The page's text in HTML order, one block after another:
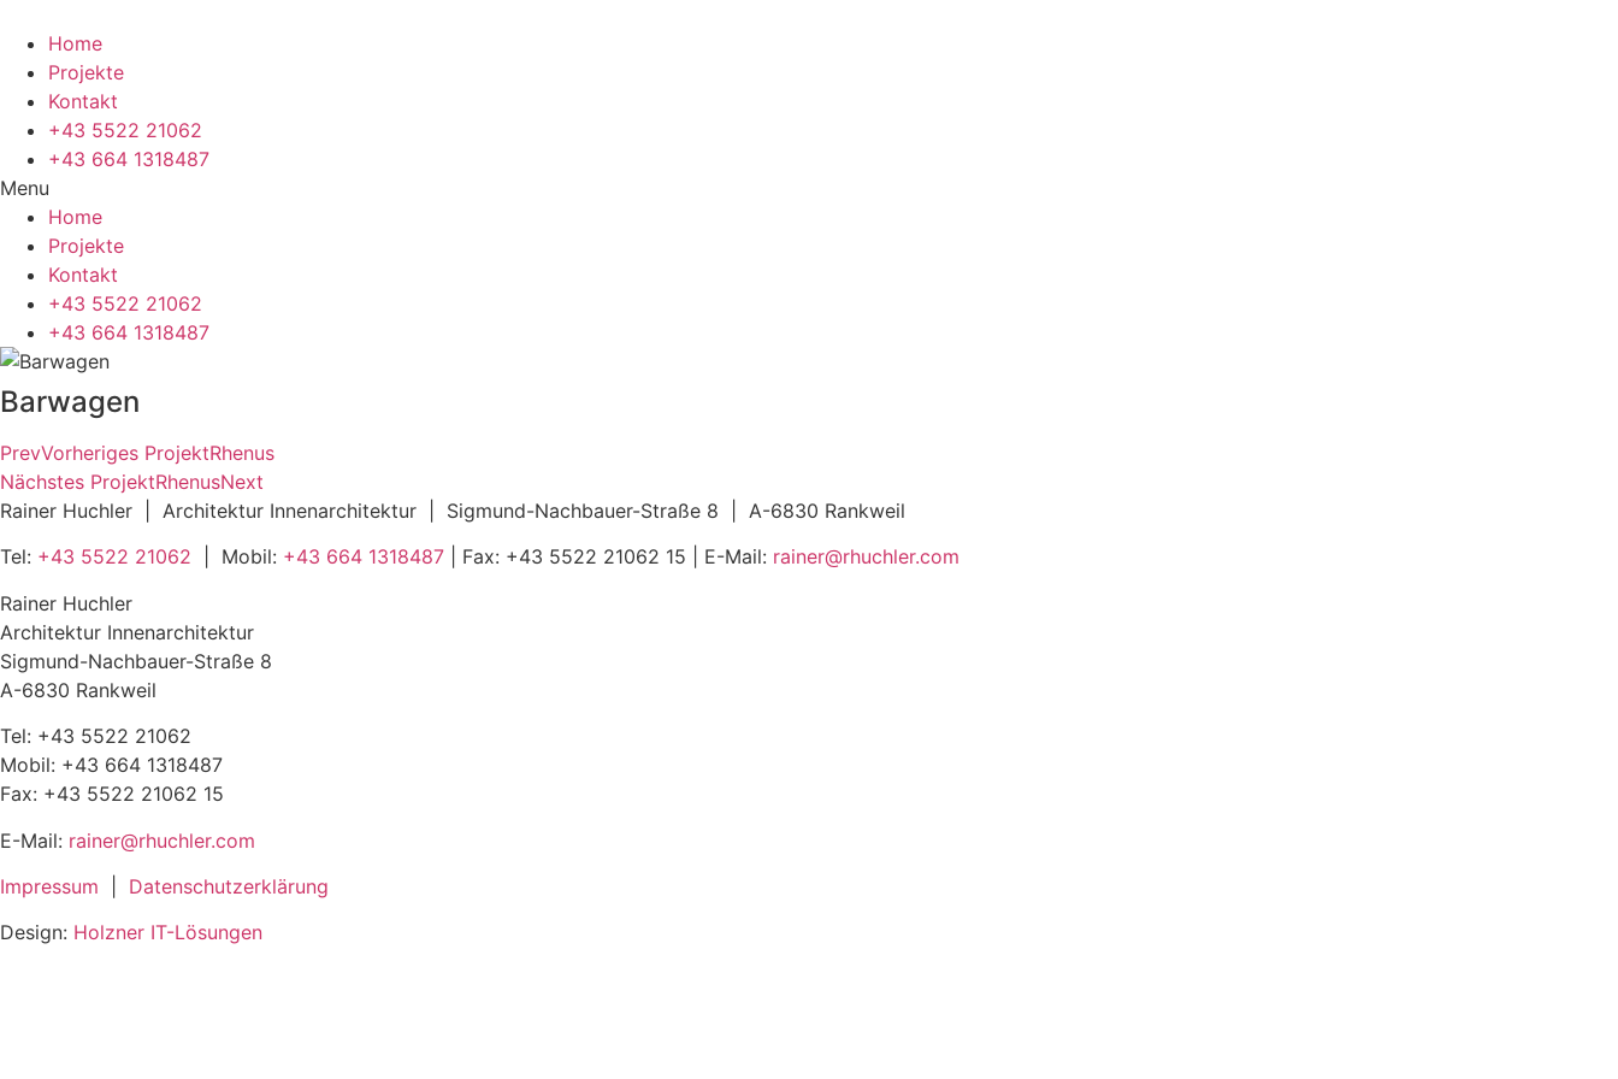
content
Home
Projekte
Kontakt
+43 5522 21062
+43 664 1318487
Menu
Home
Projekte
Kontakt
+43 5522 21062
+43 664 1318487
Barwagen
PrevVorheriges ProjektRhenus
Nächstes ProjektRhenusNext
Rainer Huchler | Architektur Innenarchitektur | Sigmund-Nachbauer-Straße 8 | A-6830 Rankweil
Tel: +43 5522 21062 | Mobil: +43 664 1318487 | Fax: +43 5522 21062 15 | E-Mail: rainer@rhuchler.com
Rainer Huchler
Architektur Innenarchitektur
Sigmund-Nachbauer-Straße 8
A-6830 Rankweil
Tel: +43 5522 21062
Mobil: +43 664 1318487
Fax: +43 5522 21062 15
E-Mail: rainer@rhuchler.com
Impressum
Datenschutzerklärung
Design: Holzner IT-Lösungen